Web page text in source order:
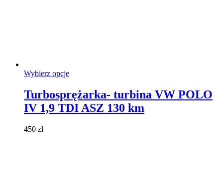
Wybierz opcjeTen
wiele
wariantów.
Turbosprężarka- turbina VW POLO
IV 1,9 TDI ASZ 130 km
450 zł